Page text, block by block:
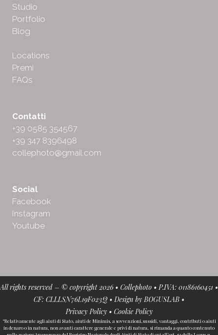
Studio
Portfolio
Blog
Locations
Premi
FAQs
Contatti
+39 0585 354567
+39 347 8396498
collephoto@gmail.com
Social
Facebook
Instagram
Youtube
All rights reserved – © copyright 2026 • Collephoto • P.IVA: 01186160451 •
CF: CLLLSN76L19F023Q • Design by BOGUSLAB •
Privacy Policy• Cookie Policy
“Relativamente agli aiuti di Stato, aiuti de Minimis, a sovvenzioni,sussidi, vantaggi, contributi o aiuti
in denaro o in natura, non avanti carattere generale e privi di natura, si rimanda a quanto contenuto